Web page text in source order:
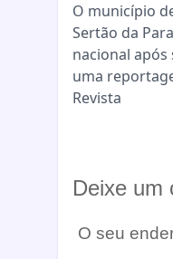
O município
Sertão da
nacional após
uma
Revista
Deixe um
O seu